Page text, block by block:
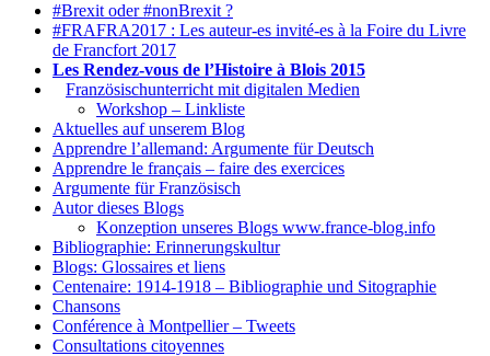
#Brexit oder #nonBrexit ?
#FRAFRA2017 : Les auteur-es invité-es à la Foire du Livre
de Francfort 2017
Les Rendez-vous de l’Histoire à Blois 2015
Französischunterricht mit digitalen Medien
Workshop – Linkliste
Aktuelles auf unserem Blog
Apprendre l’allemand: Argumente für Deutsch
Apprendre le français – faire des exercices
Argumente für Französisch
Autor dieses Blogs
Konzeption unseres Blogs www.france-blog.info
Bibliographie: Erinnerungskultur
Blogs: Glossaires et liens
Centenaire: 1914-1918 – Bibliographie und Sitographie
Chansons
Conférence à Montpellier – Tweets
Consultations citoyennes